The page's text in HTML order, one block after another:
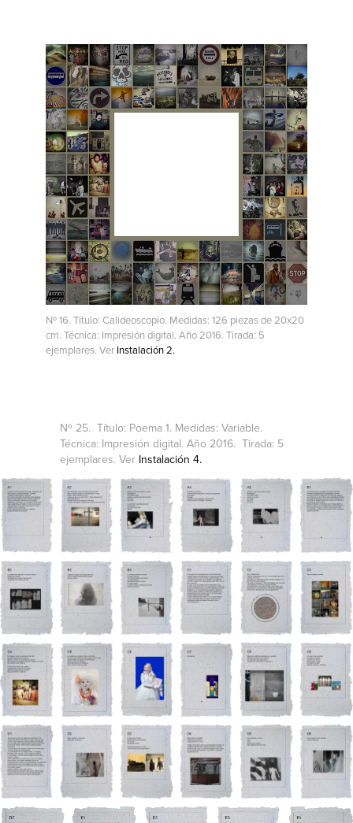
Nº 16. Título: Calideoscopio. Medidas: 126 piezas de 20x20
cm. Técnica: Impresión digital. Año 2016. Tirada: 5
ejemplares. Ver Instalación 2.
Nº 25. Título: Poema 1. Medidas: Variable.
Técnica: Impresión digital. Año 2016. Tirada: 5
ejemplares. Ver Instalación 4.